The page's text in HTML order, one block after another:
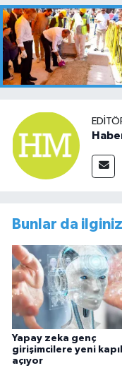
Bunlar da
Yapay zeka genç
girişimcilere yeni
açıyor